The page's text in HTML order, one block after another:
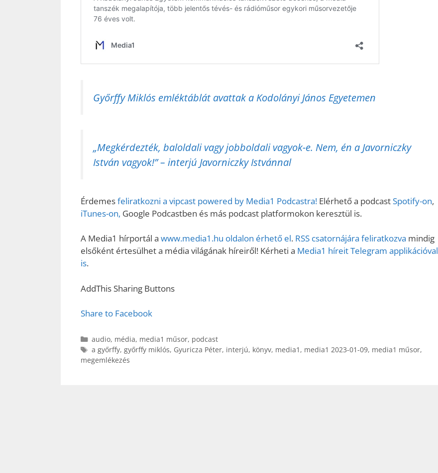
Győrffy Miklós emléktáblát avattak a Kodolányi János Egyetemen
„Megkérdezték, baloldali vagy jobboldali vagyok-e. Nem, én a Javorniczky
István vagyok!” – interjú Javorniczky Istvánnal
Érdemesfeliratkozni a vipcast powered by Media1 Podcastra! Elérhető a podcastSpotify-on,
iTunes-on, Google Podcastben és más podcast platformokon keresztül is.
A Media1 hírportál a www.media1.hu oldalon érhető el. RSS csatornájára feliratkozva mindig
elsőként értesülhet a média világának híreiről! Kérheti a Media1 híreit Telegram applikációval
is.
AddThis Sharing Buttons
Share to Facebook
Kategória
audio, média, media1 műsor, podcast
Címkék
a győrffy, győrffy miklós, Gyuricza Péter, interjú, könyv, media1 , media1 2023-01-09, media1 műsor,
megemlékezés